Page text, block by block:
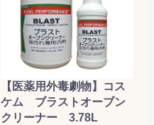
【医薬用外毒劇物】コス
ケム ブラストオーブン
クリーナー 3.78L